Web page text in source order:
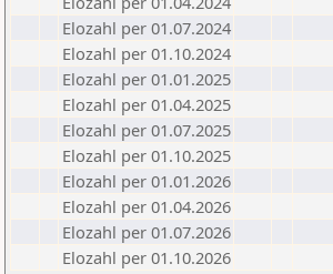
Elozahl per 01.07.2024
Elozahl per 01.10.2024
Elozahl per 01.01.2025
Elozahl per 01.04.2025
Elozahl per 01.07.2025
Elozahl per 01.10.2025
Elozahl per 01.01.2026
Elozahl per 01.04.2026
Elozahl per 01.07.2026
Elozahl per 01.10.2026